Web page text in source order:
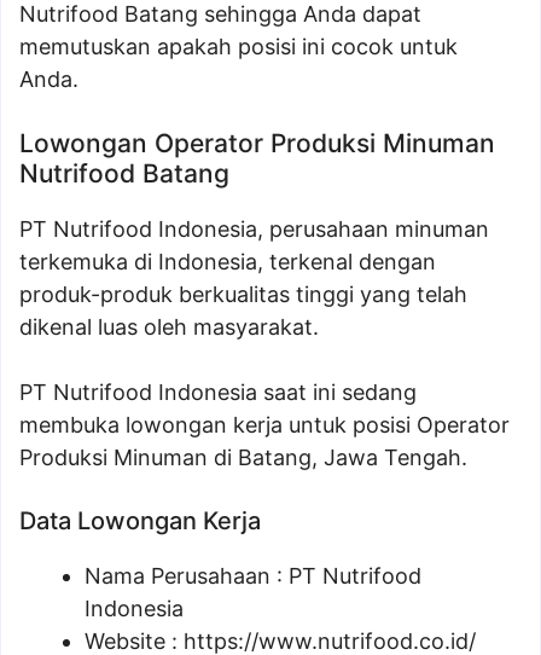
Nutrifood Batang sehingga Anda dapat
memutuskan apakah posisi ini cocok untuk
Anda.
Lowongan Operator Produksi Minuman
Nutrifood Batang
PT Nutrifood Indonesia, perusahaan minuman
terkemuka di Indonesia, terkenal dengan
produk-produk berkualitas tinggi yang telah
dikenal luas oleh masyarakat.
PT Nutrifood Indonesia saat ini sedang
membuka lowongan kerja untuk posisi Operator
Produksi Minuman di Batang, Jawa Tengah.
Data Lowongan Kerja
Nama Perusahaan : PT Nutrifood
Indonesia
Website : https://www.nutrifood.co.id/